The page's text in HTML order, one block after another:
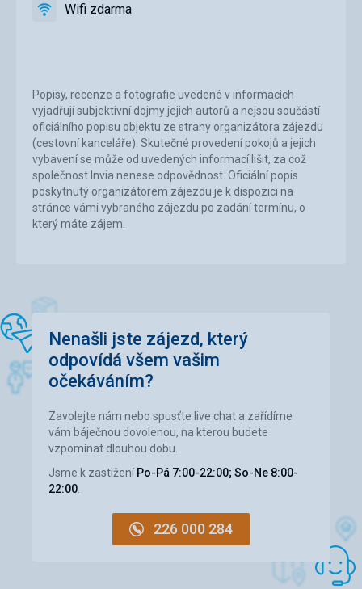
Popisy, recenze a fotografie uvedené v informacích
vyjadřují subjektivní dojmy jejich autorů a nejsou součástí
oficiálního popisu objektu ze strany organizátora zájezdu
(cestovní kanceláře). Skutečné provedení pokojů a jejich
vybavení se může od uvedených informací lišit, za což
společnost Invia nenese odpovědnost. Oficiální popis
poskytnutý organizátorem zájezdu je k dispozici na
stránce vámi vybraného zájezdu po zadání termínu, o
který máte zájem.
Wifi
Wifi zdarma
ano
Nenašli jste zájezd, který
odpovídá všem vašim
očekáváním?
Zavolejte nám nebo spusťte live chat a zařídíme
vám báječnou dovolenou, na kterou budete
vzpomínat dlouhou dobu.
Jsme k zastižení Po-Pá 7:00-22:00; So-Ne 8:00-
22:00
226 000 284